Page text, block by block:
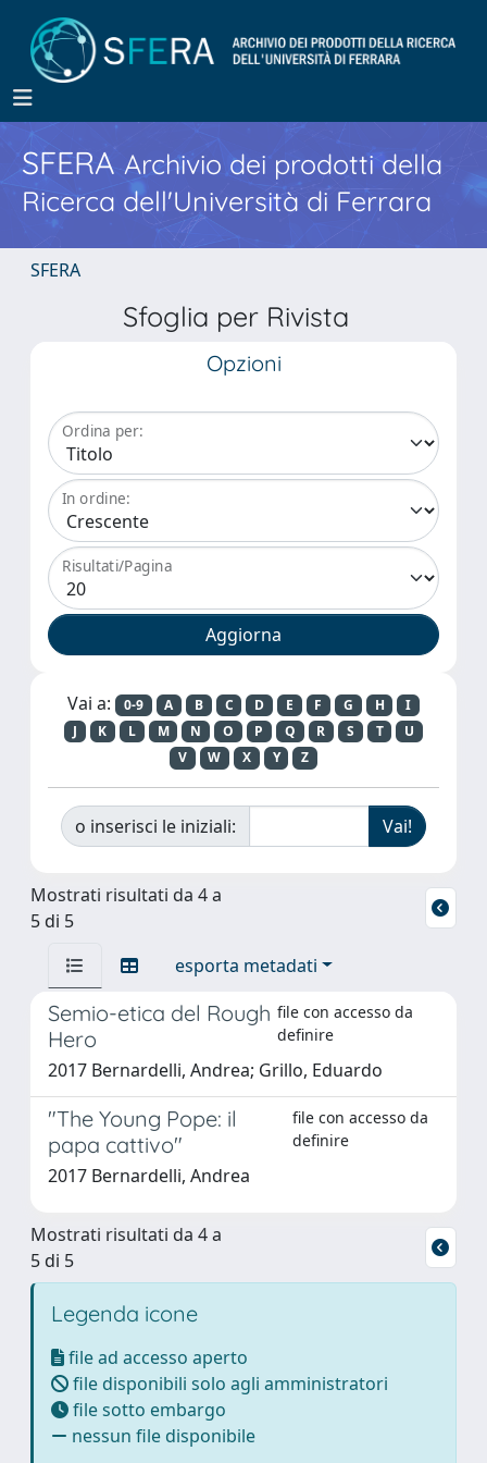
SFERA Archivio dei prodotti della
Ricerca dell'Università di Ferrara
SFERA
Sfoglia per Rivista
Opzioni
Ordina per:
In ordine:
Risultati/Pagina
Vai a: 0-9 A B C D E F G H
I
J
K L M N O P Q R S T
U
V
W X Y Z
o inserisci le iniziali:
Mostrati risultati da 4 a
5 di 5
esporta metadati
Semio-etica del Rough
Hero
file con accesso da
definire
2017 Bernardelli, Andrea; Grillo, Eduardo
"The Young Pope: il
papa cattivo"
file con accesso da
definire
2017 Bernardelli, Andrea
Mostrati risultati da 4 a
5 di 5
Legenda icone
file ad accesso aperto
file disponibili solo agli amministratori
file sotto embargo
nessun file disponibile